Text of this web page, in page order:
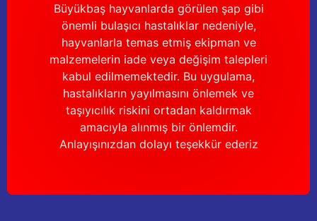
Büyükbaş hayvanlarda görülen şap gibi
önemli bulaşıcı hastalıklar nedeniyle,
hayvanlarla temas etmiş ekipman ve
malzemelerin iade veya değişim talepleri
kabul edilmemektedir. Bu uygulama,
hastalıkların yayılmasını önlemek ve
taşıyıcılık riskini ortadan kaldırmak
amacıyla alınmış bir önlemdir.
Anlayışınızdan dolayı teşekkür ederiz